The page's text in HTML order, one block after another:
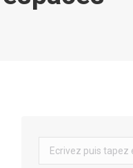
Search: